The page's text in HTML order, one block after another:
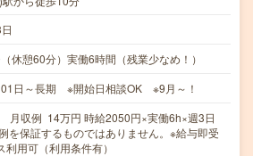
休憩60分）実働6時間（残業少なめ！）
日～長期 ※開始日相談OK ※9月～！
月収例 14万円 時給2050円×実働6h×週3日
を保証するものではありません。※給与即受
利用可（利用条件有）